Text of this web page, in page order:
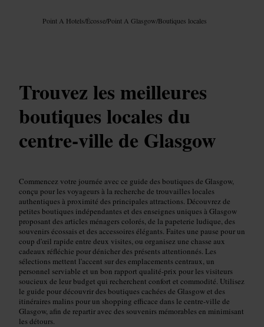
Point A Hotels/Écosse/Point A Glasgow/Boutiques locales
Trouvez les meilleures
boutiques locales du
centre-ville de Glasgow
Commencez votre journée avec ce guide des boutiques de Glasgow,
conçu pour les voyageurs à la recherche de trouvailles locales
authentiques à proximité des principales attractions. Découvrez de
petites boutiques indépendantes et des enseignes uniques à Glasgow
proposant des articles ménagers colorés, de la papeterie ludique, des
souvenirs écossais et des accessoires élégants. Faites une pause pour un
coup d'œil rapide entre deux visites, ou organisez une chasse aux
cadeaux réfléchie pour dénicher des présents attentionnés. Les
sélections mettent l'accent sur des emplacements centraux, un
personnel serviable et un bon rapport qualité-prix pour les visiteurs
soucieux de leur budget qui recherchent confort et commodité. Utilisez
le guide pour découvrir des boutiques cachées de Glasgow et des
itinéraires malins pour un shopping efficace dans le centre-ville de
Glasgow, afin de repartir avec des souvenirs mémorables en minimisant
les détours.